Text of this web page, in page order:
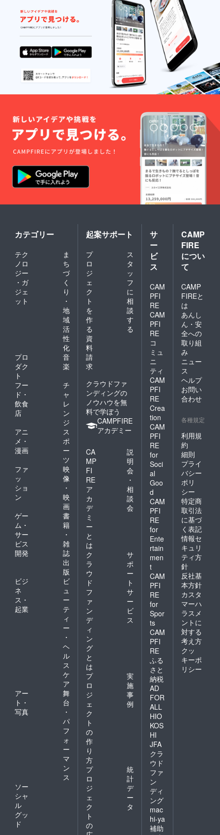
カテゴリー
テク
ノロ
ジー
・ガ
ジェ
ット
ま
ち
づ
く
り
・
地
域
活
性
化
プロ
ダク
ト
音
楽
フー
ド・
飲食
店
チ
ャ
レ
ン
ジ
アニ
メ・
漫画
ス
ポ
ー
ツ
ファ
ッ
ショ
ン
映
像
・
映
画
ゲー
ム・
サー
ビス
開発
書
籍
・
雑
誌
出
版
ビジ
ネ
ス・
起業
ビ
ュ
ー
テ
ィ
ー
・
ヘ
ル
ス
ケ
ア
アー
ト・
写真
舞
台
・
パ
フ
ォ
ー
マ
ン
ス
ソー
シャ
ル
グッ
ド
起案サポート
プ
ロ
ジ
ェ
ク
ト
を
作
る
ス
タ
ッ
フ
に
相
談
す
る
資
料
請
求
クラウドファ
ンディングの
ノウハウを無
料で学ぼう
CAMPFIRE
アカデミー
CA
MP
FI
RE
ア
カ
デ
ミ
ー
と
は
説
明
会
・
相
談
会
ク
ラ
ウ
ド
フ
ァ
ン
デ
ィ
ン
グ
と
は
サ
ポ
ー
ト
サ
ー
ビ
ス
プ
ロ
ジ
ェ
ク
ト
の
作
り
方
実
施
事
例
プ
ロ
ジ
ェ
ク
ト
の
統
計
デ
ー
タ
サ
ー
ビ
ス
CAM
PFI
RE
CAM
PFI
RE
コ
ミュ
ニ
ティ
CAM
PFI
RE
Crea
tion
CAM
PFI
RE
for
Soci
al
Goo
d
CAM
PFI
RE
for
Ente
rtain
men
t
CAM
PFI
RE
for
Spor
ts
CAM
PFI
RE
ふる
さと
納税
AD
FOR
ALL
HIO
KOS
HI
JFA
クラ
ウド
ファ
ン
ディ
ング
mac
hi-ya
補助
CAMP
FIRE
につい
て
CAMP
FIREと
は
あんし
ん・安
全への
取り組
み
ニュー
ス
ヘルプ
お問い
合わせ
各種規定
利用規
約
細則
プライ
バシー
ポリ
シー
特定商
取引法
に基づ
く表記
情報セ
キュリ
ティ方
針
反社基
本方針
カスタ
マーハ
ラスメ
ントに
対する
考え方
クッ
キーポ
リシー